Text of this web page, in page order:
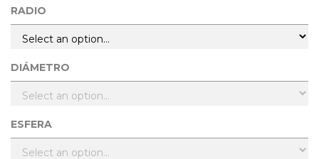
RADIO
DIÁMETRO
ESFERA